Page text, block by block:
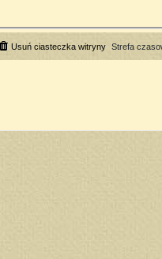
Strefa
Usuń ciasteczka witryny